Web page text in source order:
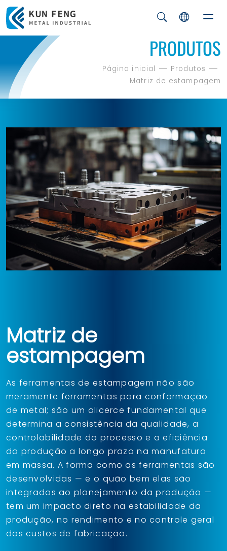
PRODUTOS
Página inicial
Produtos
Matriz de estampagem
Matriz de
estampagem
As ferramentas de estampagem não são
meramente ferramentas para conformação
de metal; são um alicerce fundamental que
determina a consistência da qualidade, a
controlabilidade do processo e a eficiência
da produção a longo prazo na manufatura
em massa. A forma como as ferramentas são
desenvolvidas — e o quão bem elas são
integradas ao planejamento da produção —
tem um impacto direto na estabilidade da
produção, no rendimento e no controle geral
dos custos de fabricação.